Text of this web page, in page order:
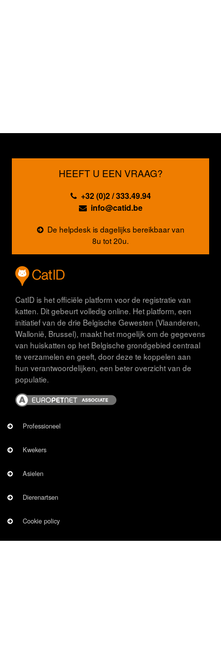
HEEFT U EEN VRAAG?
+32 (0)2 / 333.49.94
info@catid.be
De helpdesk is dagelijks bereikbaar van
8u tot 20u.
CatID is het officiële platform voor de registratie van
katten. Dit gebeurt volledig online. Het platform, een
initiatief van de drie Belgische Gewesten (Vlaanderen,
Wallonië, Brussel), maakt het mogelijk om de gegevens
van huiskatten op het Belgische grondgebied centraal
te verzamelen en geeft, door deze te koppelen aan
hun verantwoordelijken, een beter overzicht van de
populatie.
Afbeelding
Professioneel
Kwekers
Asielen
Dierenartsen
Cookie policy